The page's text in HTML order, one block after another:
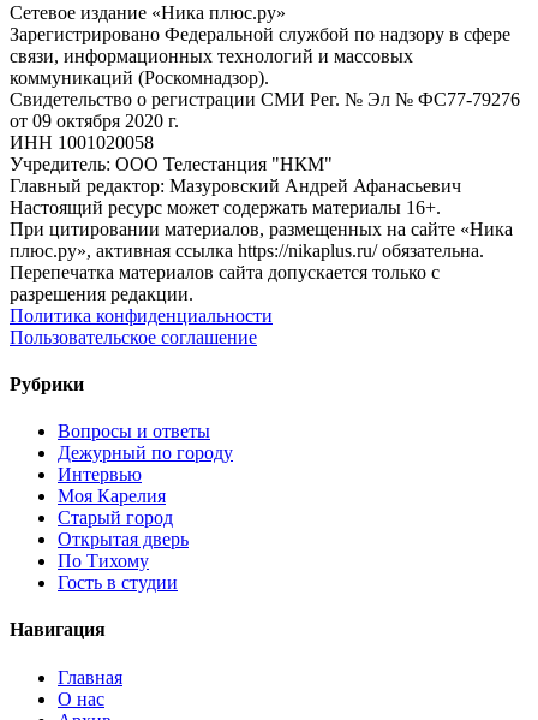
Сетевое издание «Ника плюс.ру»
Зарегистрировано Федеральной службой по надзору в сфере
связи, информационных технологий и массовых
коммуникаций (Роскомнадзор).
Свидетельство о регистрации СМИ Рег. № Эл № ФС77-79276
от 09 октября 2020 г.
ИНН 1001020058
Учредитель: ООО Телестанция "НКМ"
Главный редактор: Мазуровский Андрей Афанасьевич
Настоящий ресурс может содержать материалы 16+.
При цитировании материалов, размещенных на сайте «Ника
плюс.ру», активная ссылка https://nikaplus.ru/ обязательна.
Перепечатка материалов сайта допускается только с
разрешения редакции.
Политика конфиденциальности
Пользовательское соглашение
Рубрики
Вопросы и ответы
Дежурный по городу
Интервью
Моя Карелия
Старый город
Открытая дверь
По Тихому
Гость в студии
Навигация
Главная
О нас